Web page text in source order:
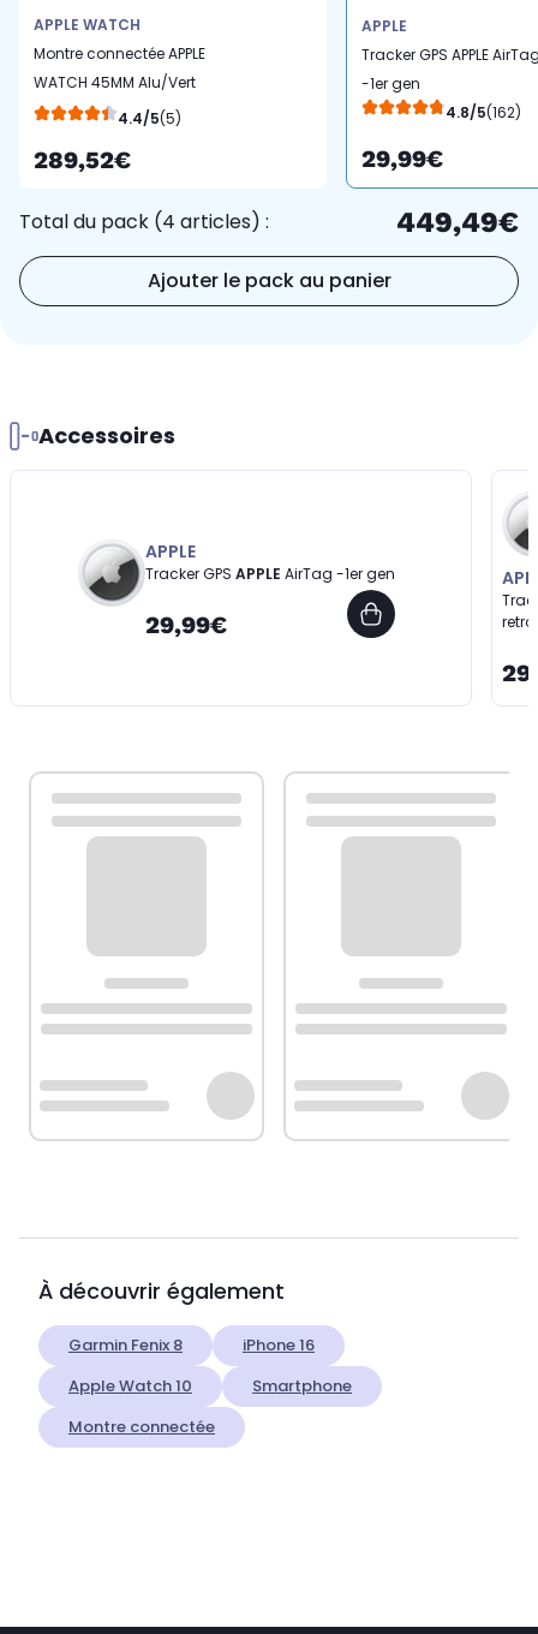
APPLE WATCH
Montre connectée APPLE
WATCH 45MM Alu/Vert
Series 7
4.4/5(5)
289,52€
APPLE
Tracker GPS APPLE
-1er gen
4.8/5(162)
29,99€
Total du pack (4 articles) : 449,49€
Ajouter le pack au panier
Accessoires
APPLE
Tracker GPS APPLE AirTag -1er gen
29,99€
À découvrir également
Garmin Fenix 8
iPhone 16
Apple Watch 10
Smartphone
Montre connectée